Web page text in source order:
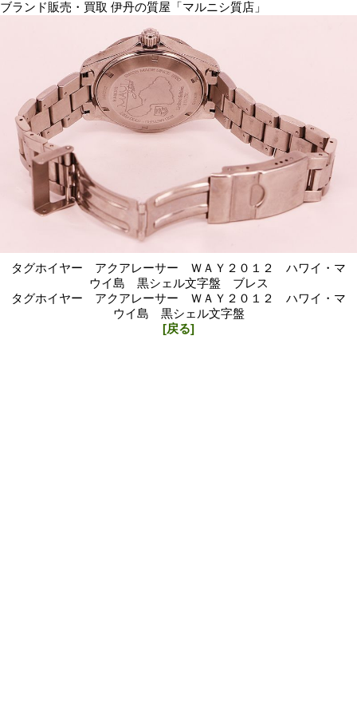
ブランド販売・買取 伊丹の質屋「マルニシ質店」
タグホイヤー アクアレーサー ＷＡＹ２０１２ ハワイ・マ
ウイ島 黒シェル文字盤 ブレス
タグホイヤー アクアレーサー ＷＡＹ２０１２ ハワイ・マ
ウイ島 黒シェル文字盤
[戻る]